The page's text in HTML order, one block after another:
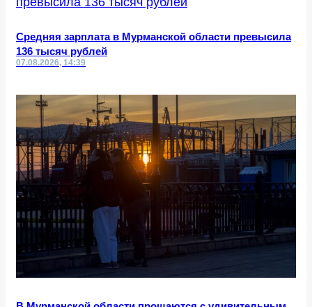
Средняя зарплата в Мурманской области превысила
136 тысяч рублей
07.08.2026, 14:39